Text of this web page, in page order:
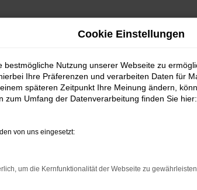
Cookie Einstellungen
bestmögliche Nutzung unserer Webseite zu
Ihre Präferenzen und verarbeiten Daten für
späteren Zeitpunkt Ihre Meinung ändern,
zum Umfang der Datenverarbeitung finden Sie hier:
von uns eingesetzt:
um die Kernfunktionalität der Webseite zu